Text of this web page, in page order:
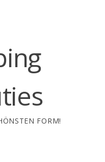
FORM!